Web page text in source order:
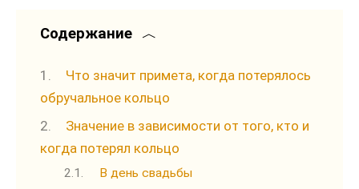
Содержание
Что значит примета, когда потерялось
обручальное кольцо
Значение в зависимости от того, кто и
когда потерял кольцо
В день свадьбы